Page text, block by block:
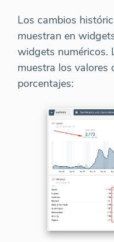
Los cambios
muestran en
widgets numéricos.
muestra los valores
porcentajes: